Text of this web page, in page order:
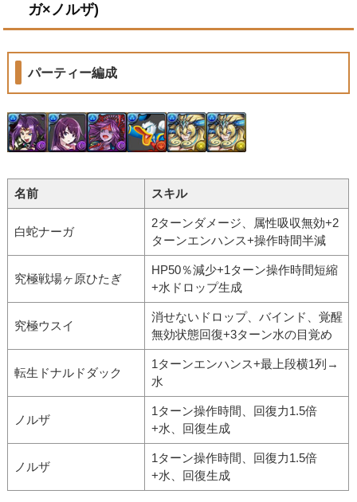
ガ×ノルザ)
パーティー編成
名前 スキル
白蛇ナーガ
2ターンダメージ、属性吸収無効+2
ターンエンハンス+操作時間半減
究極戦場ヶ原ひたぎ
HP50％減少+1ターン操作時間短縮
+水ドロップ生成
究極ウスイ
消せないドロップ、バインド、覚醒
無効状態回復+3ターン水の目覚め
転生ドナルドダック
1ターンエンハンス+最上段横1列→
水
ノルザ
1ターン操作時間、回復力1.5倍
+水、回復生成
ノルザ
1ターン操作時間、回復力1.5倍
+水、回復生成